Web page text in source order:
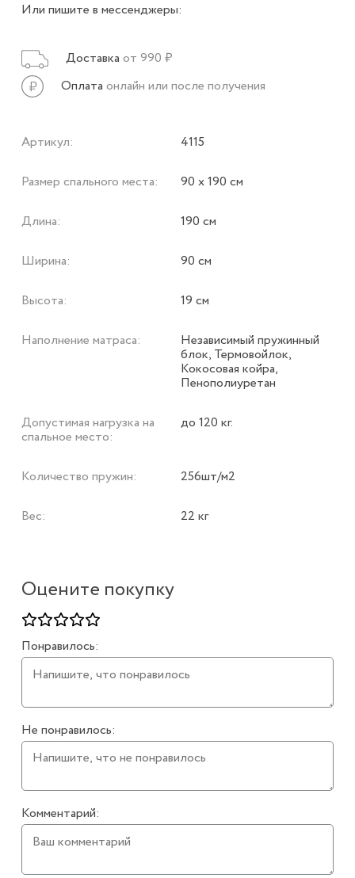
Оцените покупку
Понравилось:
Не понравилось:
Комментарий:
Или пишите в мессенджеры:
Доставка от 990 ₽
Оплата онлайн или после получения
Артикул: 4115
Размер спального места: 90 х 190 см
Длина: 190 см
Ширина: 90 см
Высота: 19 см
Наполнение матраса: Независимый пружинный
блок, Термовойлок,
Кокосовая койра,
Пенополиуретан
Допустимая нагрузка на
спальное место:
до 120 кг.
Количество пружин: 256шт/м2
Вес: 22 кг